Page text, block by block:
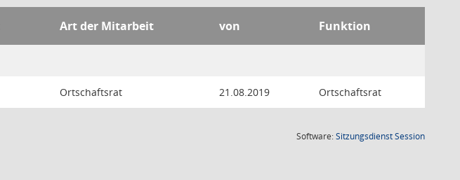
Art der Mitarbeit von Funktion
Ortschaftsrat 21.08.2019 Ortschaftsrat
Software:SitzungsdienstSession(Wird in